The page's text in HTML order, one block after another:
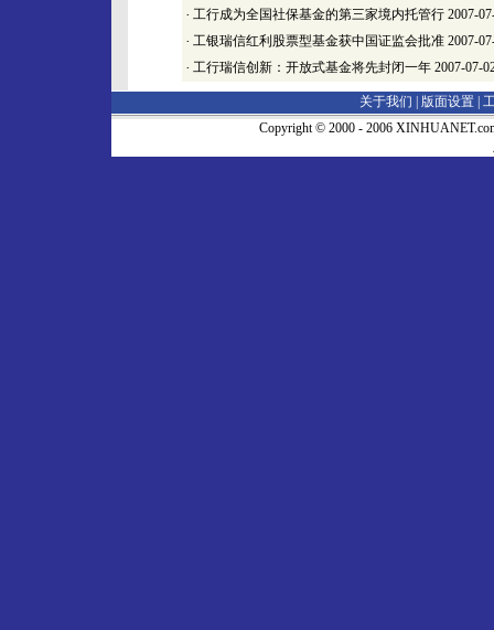
· 工行成为全国社保基金的第三家境内托管行 2007-
· 工银瑞信红利股票型基金获中国证监会批准 2007-
· 工行瑞信创新：开放式基金将先封闭一年 2007-07-
关于我们 | 版面设置
Copyright © 2000 - 2006